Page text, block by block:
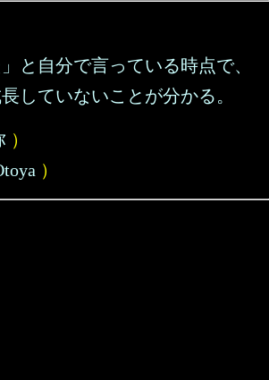
」と自分で言っている時点で、
していないことが分かる。
）
）